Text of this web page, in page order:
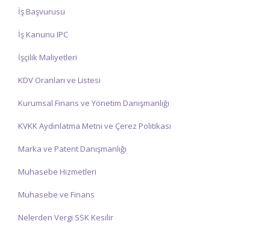
İş Başvurusu
İş Kanunu IPC
İşçilik Maliyetleri
KDV Oranları ve Listesi
Kurumsal Finans ve Yönetim Danışmanlığı
KVKK Aydınlatma Metni ve Çerez Politikası
Marka ve Patent Danışmanlığı
Muhasebe Hizmetleri
Muhasebe ve Finans
Nelerden Vergi SSK Kesilir